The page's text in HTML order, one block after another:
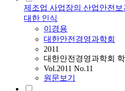
제조업 사업장의 산업안전
대한 인식
이경용
대한안전경영과학회
2011
대한안전경영과학회
Vol.2011 No.11
원문보기